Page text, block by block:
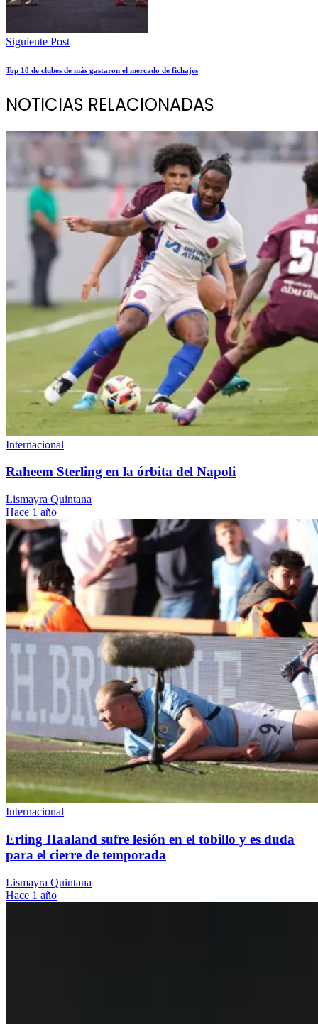
Siguiente Post
Top 10 de clubes de más gastaron el mercado de fichajes
NOTICIAS RELACIONADAS
Internacional
Raheem Sterling en la órbita del Napoli
Lismayra Quintana
Hace 1 año
Internacional
Erling Haaland sufre lesión en el tobillo y es duda
para el cierre de temporada
Lismayra Quintana
Hace 1 año